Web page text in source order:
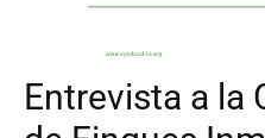
Entrevista a la